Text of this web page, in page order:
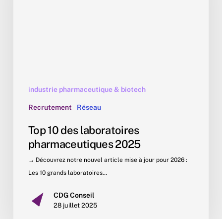
industrie pharmaceutique & biotech
Recrutement Réseau
Top 10 des laboratoires
pharmaceutiques 2025
→ Découvrez notre nouvel article mise à jour pour 2026 :
Les 10 grands laboratoires…
CDG Conseil
28 juillet 2025